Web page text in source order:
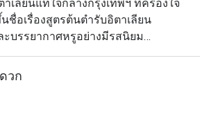
เลียนแท้ใจกลางกรุงเทพฯ ที่ครองใจ
ชื่อเรื่องสูตรต้นตำรับอิตาเลียน
ะบรรยากาศหรูอย่างมีรสนิยม
ร้านยังต้อนรับเชฟเจ้าของดาวมิชลิน
ตาลี เชื่อมโยงกับรากวัฒนธรรมท้อง
ารณ์อาหารสุดคลาสสิกที่หยั่งรากใน
ทอดด้วยความมั่นใจอย่างสง่างาม
วก